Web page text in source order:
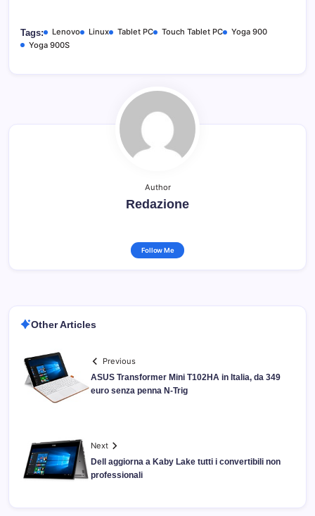
Tags: Lenovo Linux Tablet PC Touch Tablet PC
Yoga 900
Yoga 900S
Author
Redazione
Follow Me
Other Articles
Previous
ASUS Transformer Mini T102HA in Italia, da 349
euro senza penna N-Trig
Next
Dell aggiorna a Kaby Lake tutti i convertibili non
professionali